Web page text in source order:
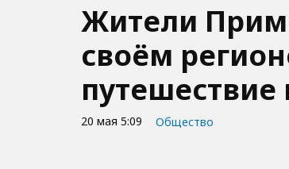
Жители
своём
20 мая 5:09 Общество